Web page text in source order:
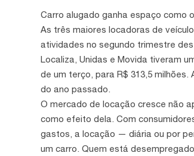
Carro alugado ganha espaço como
As três maiores locadoras de
atividades no segundo trimestre
Localiza, Unidas e Movida tiveram
de um terço, para R$ 313,5
do ano passado.
O mercado de locação cresce não
como efeito dela. Com
gastos, a locação — diária ou por
um carro. Quem está